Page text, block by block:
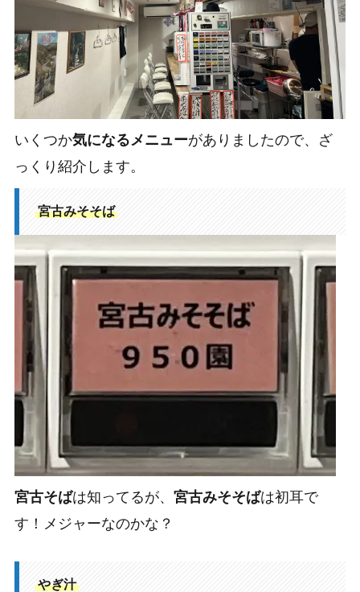
いくつか気になるメニューがありましたので、ざ
っくり紹介します。
宮古みそそば
宮古そばは知ってるが、 宮古みそそばは初耳で
す！メジャーなのかな？
やぎ汁